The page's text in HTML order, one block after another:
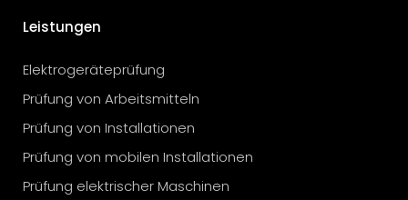
Leistungen
Elektrogeräteprüfung
Prüfung von Arbeitsmitteln
Prüfung von Installationen
Prüfung von mobilen Installationen
Prüfung elektrischer Maschinen